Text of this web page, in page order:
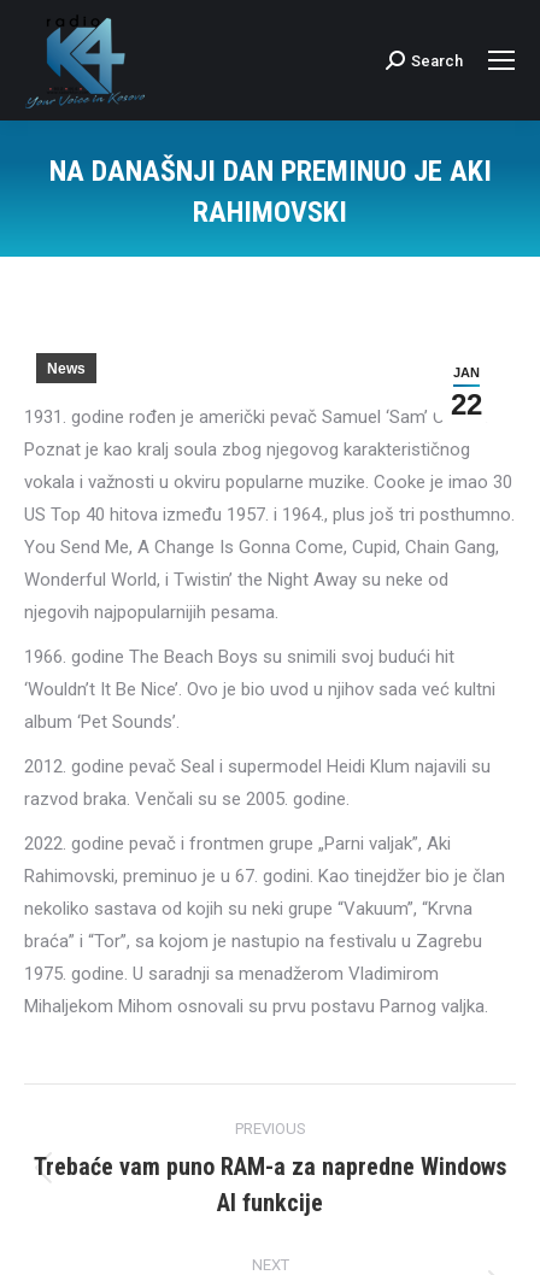
Search:
Search
NA DANAŠNJI DAN PREMINUO JE AKI
RAHIMOVSKI
JAN
22
News
1931. godine rođen je američki pevač Samuel ‘Sam’ Cooke.
Poznat je kao kralj soula zbog njegovog karakterističnog
vokala i važnosti u okviru popularne muzike. Cooke je imao 30
US Top 40 hitova između 1957. i 1964., plus još tri posthumno.
You Send Me, A Change Is Gonna Come, Cupid, Chain Gang,
Wonderful World, i Twistin’ the Night Away su neke od
njegovih najpopularnijih pesama.
1966. godine The Beach Boys su snimili svoj budući hit
‘Wouldn’t It Be Nice’. Ovo je bio uvod u njihov sada već kultni
album ‘Pet Sounds’.
2012. godine pevač Seal i supermodel Heidi Klum najavili su
razvod braka. Venčali su se 2005. godine.
2022. godine pevač i frontmen grupe „Parni valjak”, Aki
Rahimovski, preminuo je u 67. godini. Kao tinejdžer bio je član
nekoliko sastava od kojih su neki grupe “Vakuum”, “Krvna
braća” i “Tor”, sa kojom je nastupio na festivalu u Zagrebu
1975. godine. U saradnji sa menadžerom Vladimirom
Mihaljekom Mihom osnovali su prvu postavu Parnog valjka.
navigation
PREVIOUS
Previous
post:
Trebaće vam puno RAM-a za napredne Windows
AI funkcije
NEXT